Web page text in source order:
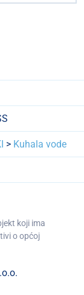
> Kuhala vode
koji ima
o općoj